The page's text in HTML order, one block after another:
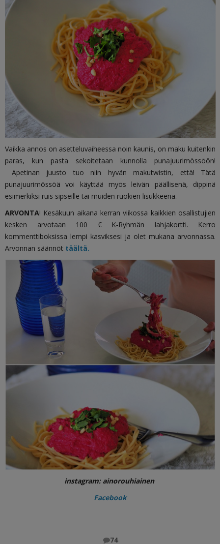
Vaikka annos on asetteluvaiheessa noin kaunis, on maku kuitenkin
paras, kun pasta sekoitetaan kunnolla punajuurimössöön!
Apetinan juusto tuo niin hyvän makutwistin, että! Tätä
punajuurimössöä voi käyttää myös leivän päällisenä, dippinä
esimerkiksi ruis sipseille tai muiden ruokien lisukkeena.
ARVONTA! Kesäkuun aikana kerran viikossa kaikkien osallistujien
kesken arvotaan 100 € K-Ryhmän lahjakortti. Kerro
kommenttiboksissa lempi kasviksesi ja olet mukana arvonnassa.
Arvonnan säännöt täältä.
instagram: ainorouhiainen
Facebook
74